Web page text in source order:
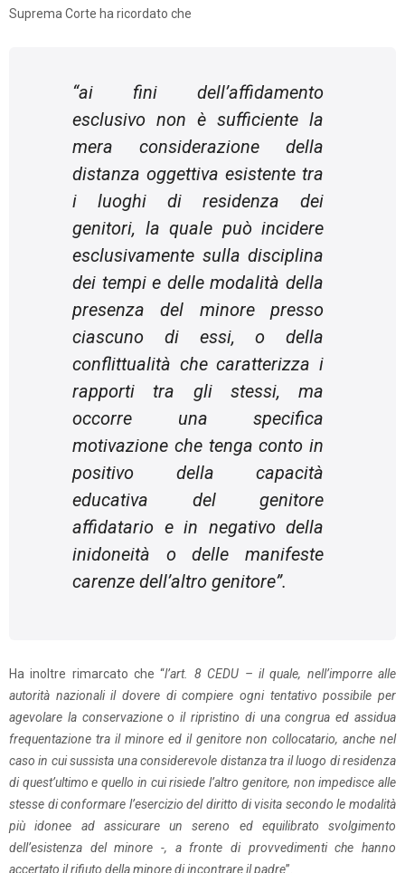
Suprema Corte ha ricordato che
“ai fini dell’affidamento
esclusivo non è sufficiente la
mera considerazione della
distanza oggettiva esistente tra
i luoghi di residenza dei
genitori, la quale può incidere
esclusivamente sulla disciplina
dei tempi e delle modalità della
presenza del minore presso
ciascuno di essi, o della
conflittualità che caratterizza i
rapporti tra gli stessi, ma
occorre una specifica
motivazione che tenga conto in
positivo della capacità
educativa del genitore
affidatario e in negativo della
inidoneità o delle manifeste
carenze dell’altro genitore”.
Ha inoltre rimarcato che “l’art. 8 CEDU – il quale, nell’imporre alle
autorità nazionali il dovere di compiere ogni tentativo possibile per
agevolare la conservazione o il ripristino di una congrua ed assidua
frequentazione tra il minore ed il genitore non collocatario, anche nel
caso in cui sussista una considerevole distanza tra il luogo di residenza
di quest’ultimo e quello in cui risiede l’altro genitore, non impedisce alle
stesse di conformare l’esercizio del diritto di visita secondo le modalità
più idonee ad assicurare un sereno ed equilibrato svolgimento
dell’esistenza del minore -, a fronte di provvedimenti che hanno
accertato il rifiuto della minore di incontrare il padre”.